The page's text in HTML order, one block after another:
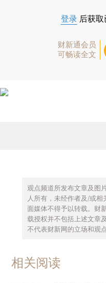
登录 后获
财新通会员
可畅读全文
观点频道所发布文章及图
人所有，未经作者及/或
面媒体不得予以转载。财
载授权并不包括上述文章
不代表财新网的立场和观点
相关阅读